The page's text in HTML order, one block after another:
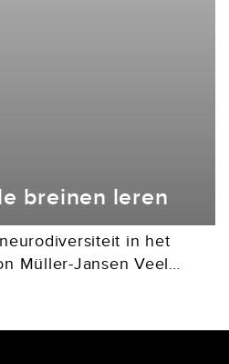
breinen leren
in het
Müller-Jansen Veel